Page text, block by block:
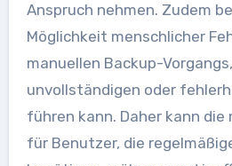
Anspruch nehmen. Zudem
Möglichkeit menschlicher
manuellen Backup-
unvollständigen oder
führen kann. Daher kann die
für Benutzer, die